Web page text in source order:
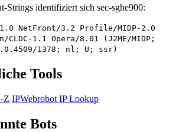
Strings identifiziert sich sec-sghe900:
1.0 NetFront/3.2 Profile/MIDP-2.0
1.1 Opera/8.01 (J2ME/MIDP;
1378; nl; U; ssr)
Tools
Z IPWebrobot IP Lookup
Bots